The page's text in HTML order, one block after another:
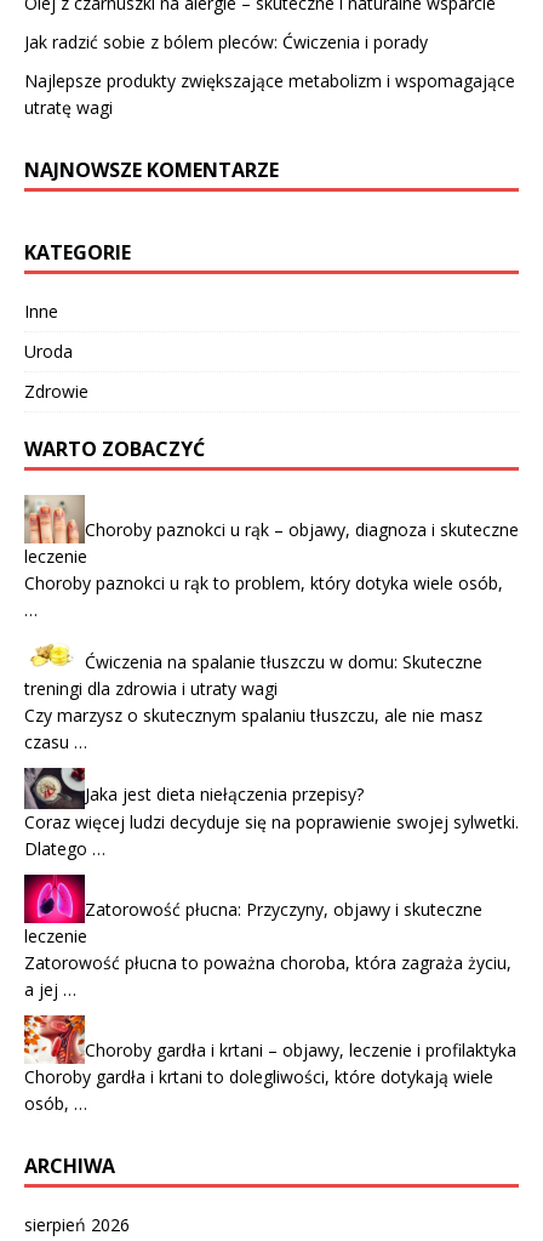
Jak radzić sobie z bólem pleców: Ćwiczenia i porady
Najlepsze produkty zwiększające metabolizm i wspomagające
utratę wagi
NAJNOWSZE KOMENTARZE
KATEGORIE
Inne
Uroda
Zdrowie
WARTO ZOBACZYĆ
Choroby paznokci u rąk – objawy, diagnoza i skuteczne
leczenie
Choroby paznokci u rąk to problem, który dotyka wiele osób,
…
Ćwiczenia na spalanie tłuszczu w domu: Skuteczne
treningi dla zdrowia i utraty wagi
Czy marzysz o skutecznym spalaniu tłuszczu, ale nie masz
czasu …
Jaka jest dieta niełączenia przepisy?
Coraz więcej ludzi decyduje się na poprawienie swojej sylwetki.
Dlatego …
Zatorowość płucna: Przyczyny, objawy i skuteczne
leczenie
Zatorowość płucna to poważna choroba, która zagraża życiu,
a jej …
Choroby gardła i krtani – objawy, leczenie i profilaktyka
Choroby gardła i krtani to dolegliwości, które dotykają wiele
osób, …
ARCHIWA
sierpień 2026